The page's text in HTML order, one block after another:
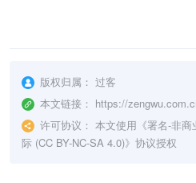
版权归属： 过客
本文链接： https://
许可协议： 本文使用《署名-非商
际 (CC BY-NC-SA 4.0)》协议授权